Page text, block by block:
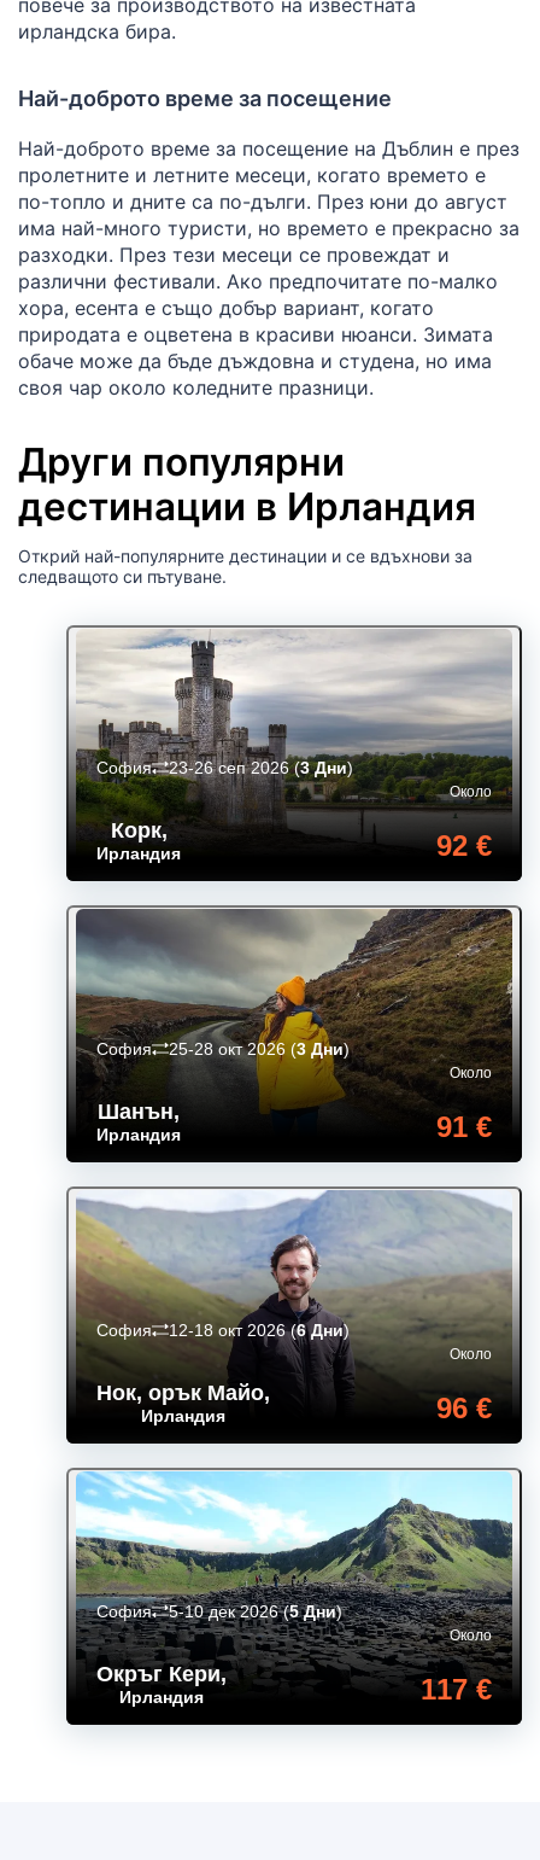
ирландска бира.
Най-доброто време за посещение
Най-доброто време за посещение на Дъблин е през
пролетните и летните месеци, когато времето е
по-топло и дните са по-дълги. През юни до август
има най-много туристи, но времето е прекрасно за
разходки. През тези месеци се провеждат и
различни фестивали. Ако предпочитате по-малко
хора, есента е също добър вариант, когато
природата е оцветена в красиви нюанси. Зимата
обаче може да бъде дъждовна и студена, но има
своя чар около коледните празници.
Други популярни
дестинации в Ирландия
Открий най-популярните дестинации и се вдъхнови за
следващото си пътуване.
Корк,
Ирландия
Около
92 €
София 23-26 сеп 2026(3 Дни)
Шанън,
Ирландия
Около
91 €
София 25-28 окт 2026 (3 Дни)
Нок, орък Майо,
Ирландия
Около
96 €
София 12-18 окт 2026(6 Дни)
Окръг Кери,
Ирландия
Около
117 €
София 5-10 дек 2026(5 Дни)